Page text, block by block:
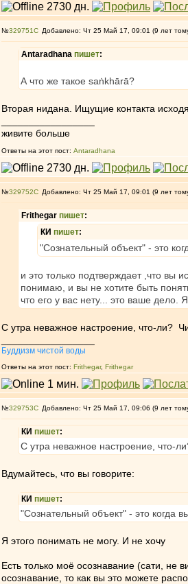
№329751 Добавлено: Чт 25 Май 17, 09:01 (9 лет
Antaradhana пишет:
А что же такое saṅkhārā?
Вторая нидана. Ищущие контакта
живите больше
Ответы на этот пост: Antaradhana
№329752 Добавлено: Чт 25 Май 17, 09:01 (9 лет
Frithegar пишет:
КИ пишет:
"Сознательный объект" - это
и это только подтверждает ,что вы
понимаю, и вы не хотите быть
что его у вас нету... это ваше
С утра неважное настроение, что-ли?
Буддизм чистой воды
Ответы на этот пост: Frithegar, Frithegar
№329753 Добавлено: Чт 25 Май 17, 09:06 (9 лет
КИ пишет:
С утра неважное настроение, что-
Вдумайтесь, что вы говорите:
КИ пишет:
"Сознательный объект" - это когда
Я этого понимать не могу. И не хочу
Есть только моё осознавание (сати, не
осознавание, то как вы это можете